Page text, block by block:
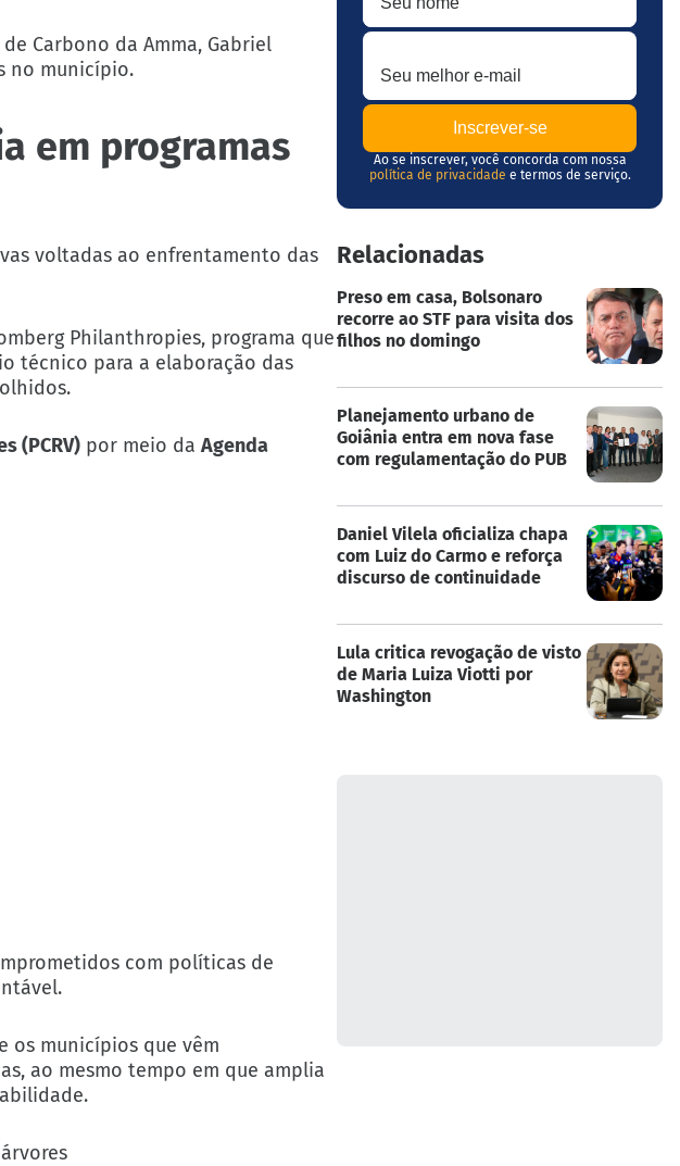
Carbono da Amma, Gabriel
no município.
em programas
voltadas ao enfrentamento das
Philanthropies, programa que
técnico para a elaboração das
(PCRV) por meio da Agenda
com políticas de
os municípios que vêm
ao mesmo tempo em que amplia
Seu melhor e-mail
Ao se inscrever, você concorda com nossa
política de privacidade e termos de serviço.
Relacionadas
Preso em casa, Bolsonaro
recorre ao STF para visita dos
filhos no domingo
Planejamento urbano de
Goiânia entra em nova fase
com regulamentação do PUB
Daniel Vilela oficializa chapa
com Luiz do Carmo e reforça
discurso de continuidade
Lula critica revogação de visto
de Maria Luiza Viotti por
Washington